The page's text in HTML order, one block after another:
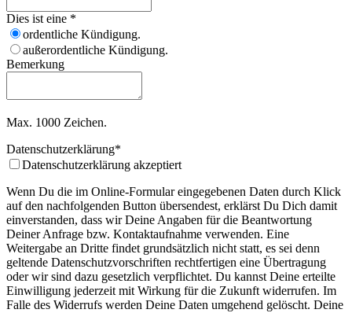
Dies ist eine *
ordentliche Kündigung.
außerordentliche Kündigung.
Bemerkung
Max. 1000 Zeichen.
Datenschutzerklärung*
Datenschutzerklärung akzeptiert
Wenn Du die im Online-Formular eingegebenen Daten durch Klick
auf den nachfolgenden Button übersendest, erklärst Du Dich damit
einverstanden, dass wir Deine Angaben für die Beantwortung
Deiner Anfrage bzw. Kontaktaufnahme verwenden. Eine
Weitergabe an Dritte findet grundsätzlich nicht statt, es sei denn
geltende Datenschutzvorschriften rechtfertigen eine Übertragung
oder wir sind dazu gesetzlich verpflichtet. Du kannst Deine erteilte
Einwilligung jederzeit mit Wirkung für die Zukunft widerrufen. Im
Falle des Widerrufs werden Deine Daten umgehend gelöscht. Deine